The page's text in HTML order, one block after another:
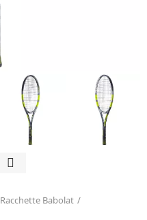
Racchette Babolat